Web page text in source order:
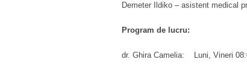
Demeter Ildiko – asistent medical
Program de lucru:
dr. Ghira Camelia: Luni, Vineri